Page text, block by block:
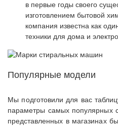
в первые годы своего
изготовлением бытовой
компания известна как
техники для дома и
Популярные модели
Мы подготовили для вас
параметры самых популярных
представленных в магазинах